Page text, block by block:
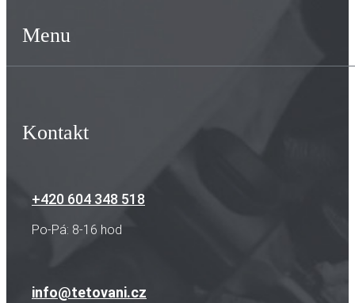
Menu
Kontakt
+420 604 348 518
Po-Pá: 8-16 hod
info@tetovani.cz